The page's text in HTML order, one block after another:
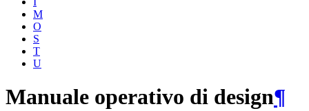
M
O
S
T
U
Manuale operativo di design¶